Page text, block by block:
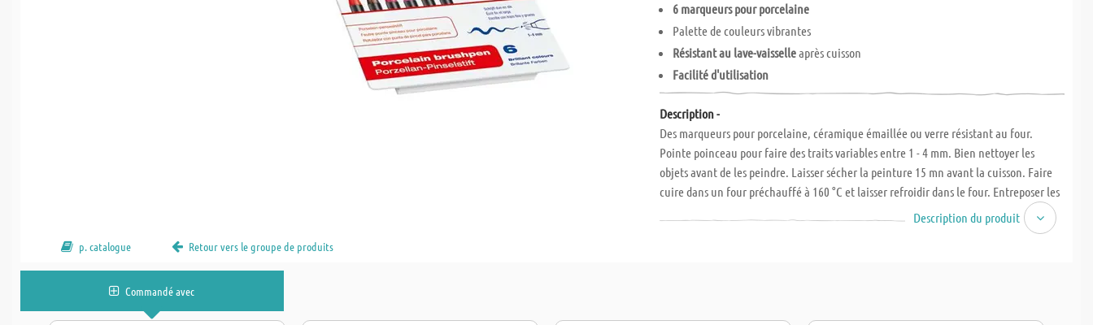
6 marqueurs pour porcelaine
Palette de couleurs vibrantes
Résistant au lave-vaisselleaprès cuisson
Facilité d'utilisation
Description -
Des marqueurs pour porcelaine, céramique émaillée ou verre résistant au four.
Pointe poinceau pour faire des traits variables entre 1 - 4 mm. Bien nettoyer les
objets avant de les peindre. Laisser sécher la peinture 15 mn avant la cuisson. Faire
cuire dans un four préchauffé à 160 °C et laisser refroidir dans le four. Entreposer les
Description du produit
p. catalogue Retour vers le groupe de produits
Commandé avec